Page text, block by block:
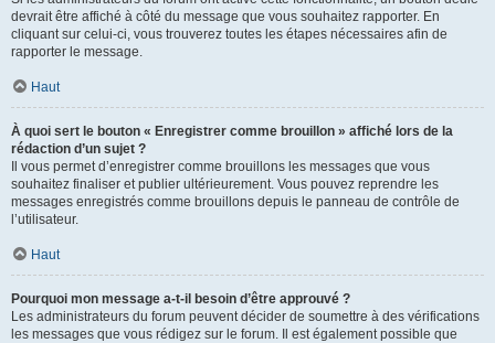
devrait être affiché à côté du message que vous souhaitez rapporter. En
cliquant sur celui-ci, vous trouverez toutes les étapes nécessaires afin de
rapporter le message.
Haut
À quoi sert le bouton « Enregistrer comme brouillon » affiché lors de la
rédaction d’un sujet ?
Il vous permet d’enregistrer comme brouillons les messages que vous
souhaitez finaliser et publier ultérieurement. Vous pouvez reprendre les
messages enregistrés comme brouillons depuis le panneau de contrôle de
l’utilisateur.
Haut
Pourquoi mon message a-t-il besoin d’être approuvé ?
Les administrateurs du forum peuvent décider de soumettre à des vérifications
les messages que vous rédigez sur le forum. Il est également possible que